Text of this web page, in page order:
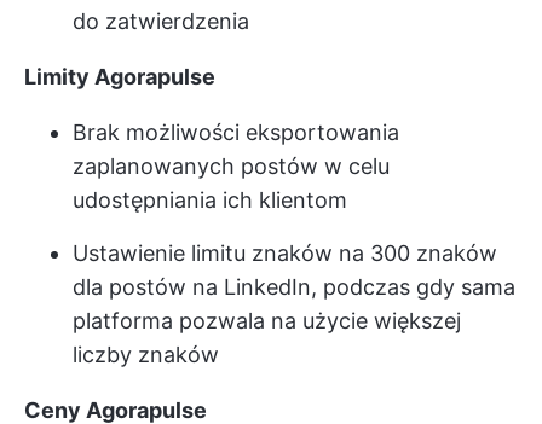
do zatwierdzenia
Limity Agorapulse
Brak możliwości eksportowania
zaplanowanych postów w celu
udostępniania ich klientom
Ustawienie limitu znaków na 300 znaków
dla postów na LinkedIn, podczas gdy sama
platforma pozwala na użycie większej
liczby znaków
Ceny Agorapulse